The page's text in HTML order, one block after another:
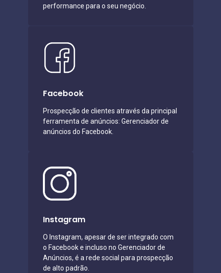
performance para o seu negócio.
Facebook
Prospecção de clientes através da principal
ferramenta de anúncios: Gerenciador de
anúncios do Facebook.
Instagram
O Instagram, apesar de ser integrado com
o Facebook e incluso no Gerenciador de
Anúncios, é a rede social para prospecção
de alto padrão.